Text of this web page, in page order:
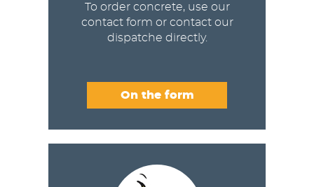
To order concrete, use our
contact form or contact our
dispatche directly.
On the form